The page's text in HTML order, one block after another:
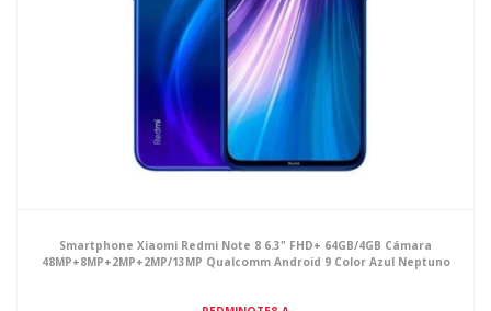
Smartphone Xiaomi Redmi Note 8 6.3" FHD+ 64GB/4GB Cámara
48MP+8MP+2MP+2MP/13MP Qualcomm Android 9 Color Azul Neptuno